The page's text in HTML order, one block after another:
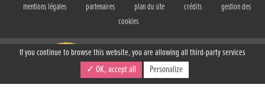
mentions légales
partenaires plan du site crédits
gestion des
cookies
BIBOUILLE, le magazine gratuit des familles
17 rue d'Obernai
If you continue to browse this website, you are allowing all third-party services
✓ OK, accept all Personalize